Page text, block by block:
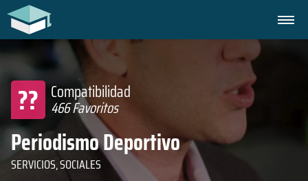
Periodismo Deportivo
Compatibilidad
466 Favoritos
??
SERVICIOS, SOCIALES